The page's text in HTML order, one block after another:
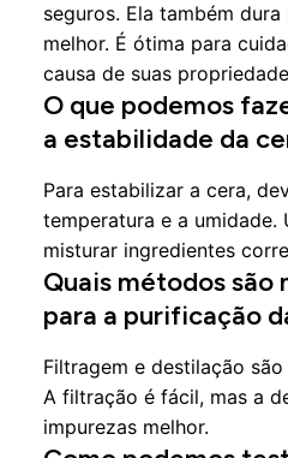
seguros. Ela também
melhor. É ótima para
causa de suas
O que podemos
a estabilidade da
Para estabilizar a cera,
temperatura e a
misturar ingredientes
Quais métodos são
para a purificação
Filtragem e destilação
A filtração é fácil, mas a
impurezas melhor.